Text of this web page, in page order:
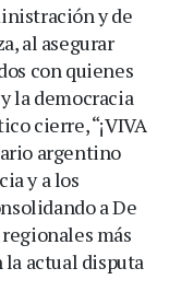
y de
al asegurar
con quienes
la democracia
cierre, “¡VIVA
argentino
y a los
a De
más
actual disputa